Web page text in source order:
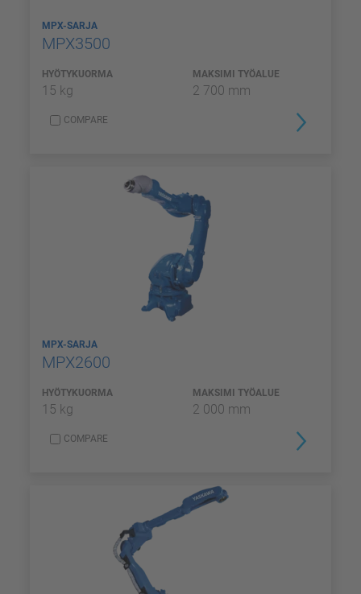
MPX-SARJA
MPX3500
HYÖTYKUORMA
15 kg
MAKSIMI TYÖALUE
2 700 mm
COMPARE
MPX-SARJA
MPX2600
HYÖTYKUORMA
15 kg
MAKSIMI TYÖALUE
2 000 mm
COMPARE